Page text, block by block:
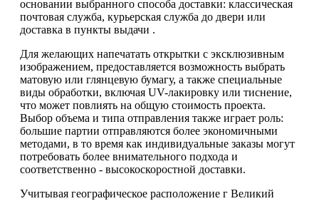
основании выбранного способа доставки: классическая
почтовая служба, курьерская служба до двери или
доставка в пункты выдачи .
Для желающих напечатать открытки с эксклюзивным
изображением, предоставляется возможность выбрать
матовую или глянцевую бумагу, а также специальные
виды обработки, включая UV-лакировку или тиснение,
что может повлиять на общую стоимость проекта.
Выбор объема и типа отправления также играет роль:
большие партии отправляются более экономичными
методами, в то время как индивидуальные заказы могут
потребовать более внимательного подхода и
соответственно - высокоскоростной доставки.
Учитывая географическое расположение г Великий